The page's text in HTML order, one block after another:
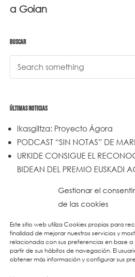
Gestionar el
de las cookies
Este sitio web utiliza Cookies propias para
finalidad de mejorar nuestros servicios y
relacionada con sus preferencias en base
partir de sus hábitos de navegación. El
obtener más información y configurar sus
a Goian
BUSCAR
ÚLTIMAS NOTICIAS
Ikasgiltza: Proyecto Ágora
PODCAST “SIN NOTAS” DE
URKIDE CONSIGUE EL
BIDEAN DEL PREMIO EUSKADI
Urkide en Cadena SER